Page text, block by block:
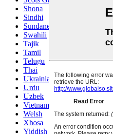
Shona
Sindhi
Sundanese
Swahili
Tajik
Tamil
Telugu
Thai
Ukrainian
Urdu
Uzbek
Vietnamese
Welsh
Xhosa
Yiddish